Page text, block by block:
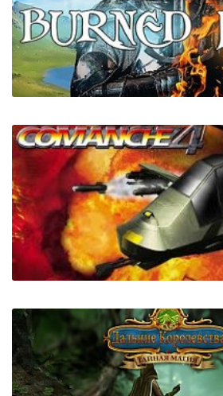
Muddy Heights 2
Burned Land